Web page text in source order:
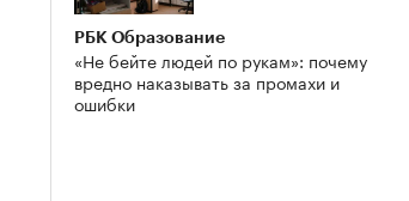
РБК Образование
«Не бейте людей по рукам»: почему
вредно наказывать за промахи и
ошибки